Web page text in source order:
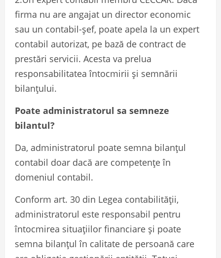
firma nu are angajat un director economic
sau un contabil-șef, poate apela la un expert
contabil autorizat, pe bază de contract de
prestări servicii. Acesta va prelua
responsabilitatea întocmirii și semnării
bilanțului.
Poate administratorul sa semneze
bilantul?
Da, administratorul poate semna bilanțul
contabil doar dacă are competențe în
domeniul contabil.
Conform art. 30 din Legea contabilității,
administratorul este responsabil pentru
întocmirea situațiilor financiare și poate
semna bilanțul în calitate de persoană care